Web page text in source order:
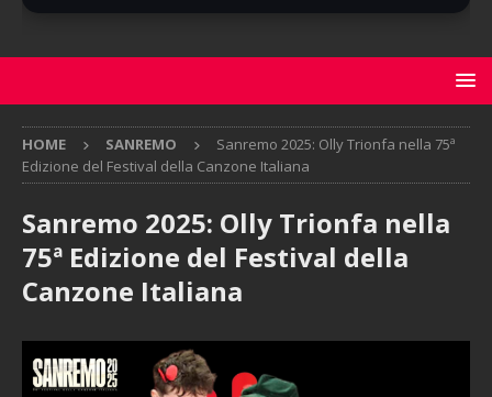
HOME SANREMO
Sanremo 2025: Olly Trionfa nella 75ª
Edizione del Festival della Canzone Italiana
Sanremo 2025: Olly Trionfa nella
75ª Edizione del Festival della
Canzone Italiana